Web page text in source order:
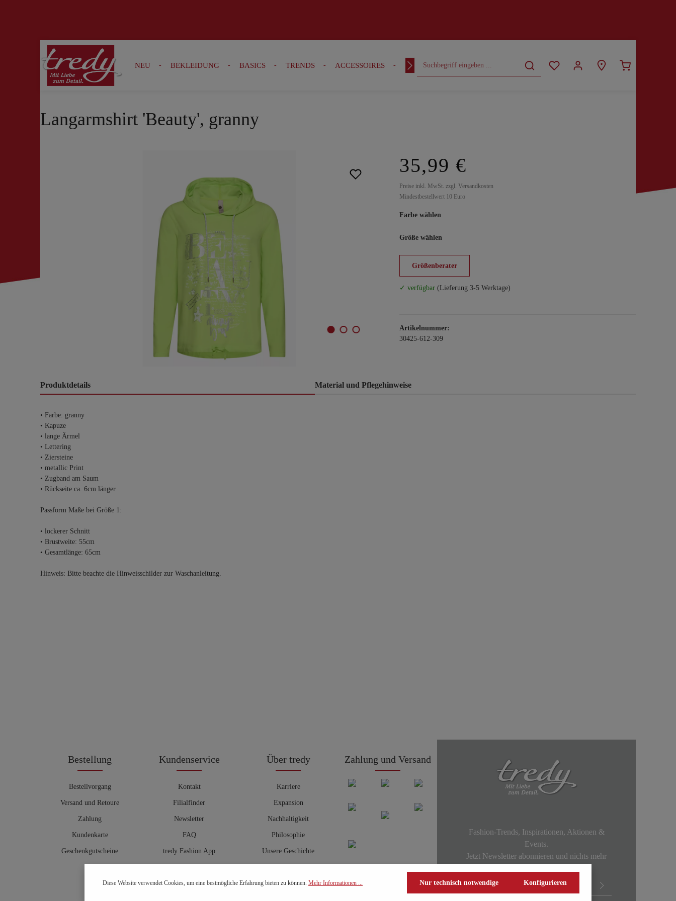
Zur Suche springen Zur Hauptnavigation springen
NEU BEKLEIDUNG BASICS TRENDS ACCESSOIRES OUTFITS CURVY
Langarmshirt 'Beauty', granny
35,99 €
Preise inkl. MwSt. zzgl. Versandkosten
Mindestbestellwert 10 Euro
Farbe wählen
Größe wählen
Größenberater
✓ verfügbar (Lieferung 3-5 Werktage)
Artikelnummer:
30425-612-309
Produktdetails Material und Pflegehinweise
• Farbe: granny
• Kapuze
• lange Ärmel
• Lettering
• Ziersteine
• metallic Print
• Zugband am Saum
• Rückseite ca. 6cm länger
Passform Maße bei Größe 1:
• lockerer Schnitt
• Brustweite: 55cm
• Gesamtlänge: 65cm
Hinweis: Bitte beachte die Hinweisschilder zur Waschanleitung.
Bestellung
Bestellvorgang
Versand und Retoure
Zahlung
Kundenkarte
Geschenkgutscheine
Kundenservice
Kontakt
Filialfinder
Newsletter
FAQ
tredy Fashion App
Hosenberater
Über tredy
Karriere
Expansion
Nachhaltigkeit
Philosophie
Unsere Geschichte
Zahlung und Versand
Fashion-Trends, Inspirationen, Aktionen &
Events.
Jetzt Newsletter abonnieren und nichts mehr
Diese Website verwendet Cookies, um eine bestmögliche Erfahrung bieten zu können. Mehr Informationen ... Nur technisch notwendige Konfigurieren